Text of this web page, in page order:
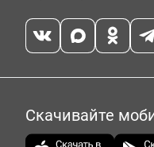
Скачивайте